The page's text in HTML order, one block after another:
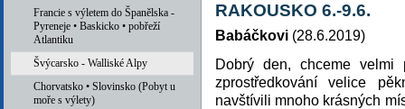
RAKOUSKO 6.-9.6.
Babáčkovi(28.6.2019)
Dobrý den, chceme velmi
zprostředkování velice
navštívili mnoho krásných
Francie s výletem do Španělska -
Pyreneje • Baskicko • pobřeží
Atlantiku
Švýcarsko - Walliské Alpy
Chorvatsko • Slovinsko (Pobyt u
moře s výlety)